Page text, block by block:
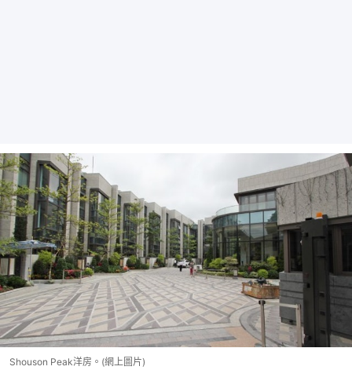
Shouson Peak洋房。(網上圖片)